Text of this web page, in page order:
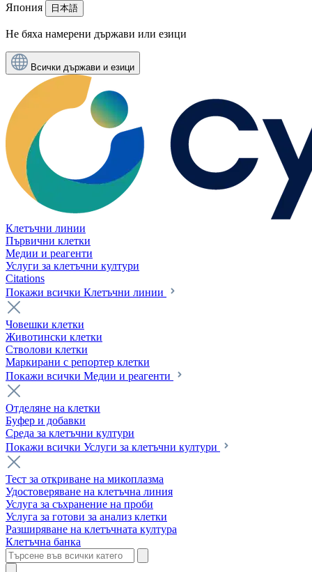
Япония
日本語
Не бяха намерени държави или езици
Всички държави и езици
Клетъчни линии
Първични клетки
Медии и реагенти
Услуги за клетъчни култури
Citations
Покажи всички Клетъчни линии
Човешки клетки
Животински клетки
Стволови клетки
Маркирани с репортер клетки
Покажи всички Медии и реагенти
Отделяне на клетки
Буфер и добавки
Среда за клетъчни култури
Покажи всички Услуги за клетъчни култури
Тест за откриване на микоплазма
Удостоверяване на клетъчна линия
Услуга за съхранение на проби
Услуга за готови за анализ клетки
Разширяване на клетъчната култура
Клетъчна банка